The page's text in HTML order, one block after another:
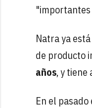
"importantes
Natra ya
de producto
años, y tiene
En el